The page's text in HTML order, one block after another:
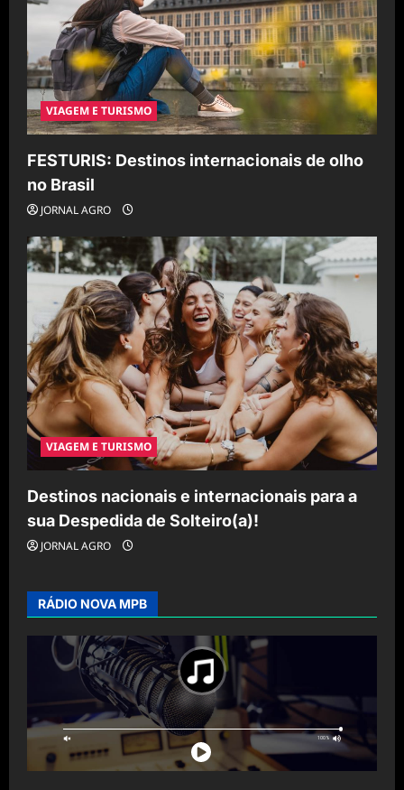
VIAGEM E TURISMO
FESTURIS: Destinos internacionais de olho
no Brasil
JORNAL AGRO
VIAGEM E TURISMO
Destinos nacionais e internacionais para a
sua Despedida de Solteiro(a)!
JORNAL AGRO
RÁDIO NOVA MPB